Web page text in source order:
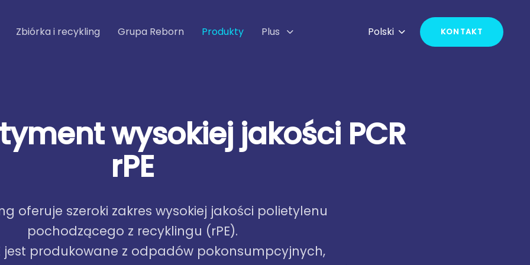
Zbiórka i recykling Grupa Reborn Produkty Plus Polski KONTAKT
tymentwysokiej jakości PCR
rPE
oferuje szeroki zakres wysokiej jakości polietylenu
pochodzącego z recyklingu (rPE).
jest produkowane z odpadów pokonsumpcyjnych,